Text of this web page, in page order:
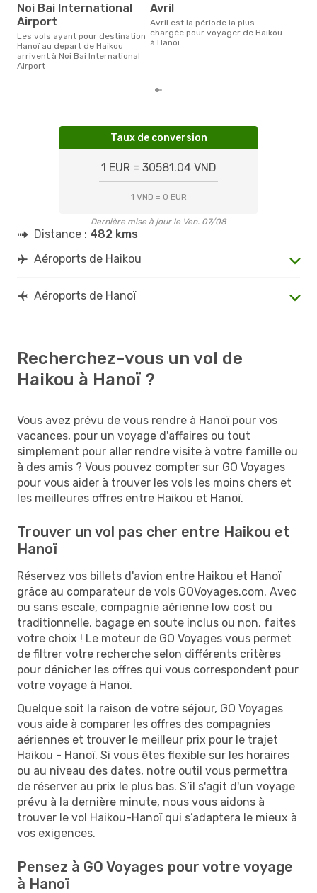
Noi Bai International
Airport
Les vols ayant pour destination
Hanoï au depart de Haikou
arrivent à Noi Bai International
Airport
avril
avril est la période la plus
chargée pour voyager de Haikou
à Hanoï.
Taux de conversion
1 EUR = 30581.04 VND
1 VND = 0 EUR
Dernière mise à jour le Ven. 07/08
Distance : 482 kms
Aéroports de Haikou
Aéroports de Hanoï
Recherchez-vous un vol de
Haikou à Hanoï ?
Vous avez prévu de vous rendre à Hanoï pour vos
vacances, pour un voyage d'affaires ou tout
simplement pour aller rendre visite à votre famille ou
à des amis ? Vous pouvez compter sur GO Voyages
pour vous aider à trouver les vols les moins chers et
les meilleures offres entre Haikou et Hanoï.
Trouver un vol pas cher entre Haikou et
Hanoï
Réservez vos billets d'avion entre Haikou et Hanoï
grâce au comparateur de vols GOVoyages.com. Avec
ou sans escale, compagnie aérienne low cost ou
traditionnelle, bagage en soute inclus ou non, faites
votre choix ! Le moteur de GO Voyages vous permet
de filtrer votre recherche selon différents critères
pour dénicher les offres qui vous correspondent pour
votre voyage à Hanoï.
Quelque soit la raison de votre séjour, GO Voyages
vous aide à comparer les offres des compagnies
aériennes et trouver le meilleur prix pour le trajet
Haikou - Hanoï. Si vous êtes flexible sur les horaires
ou au niveau des dates, notre outil vous permettra
de réserver au prix le plus bas. S’il s'agit d'un voyage
prévu à la dernière minute, nous vous aidons à
trouver le vol Haikou-Hanoï qui s’adaptera le mieux à
vos exigences.
Pensez à GO Voyages pour votre voyage
à Hanoï